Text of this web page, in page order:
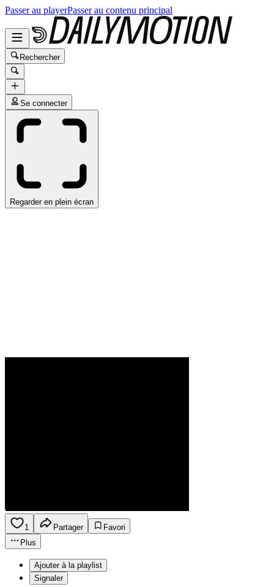
Passer au playerPasser au contenu principal
Rechercher
Se connecter
Regarder en plein écran
1 Partager
Favori
Plus
Ajouter à la playlist
Signaler